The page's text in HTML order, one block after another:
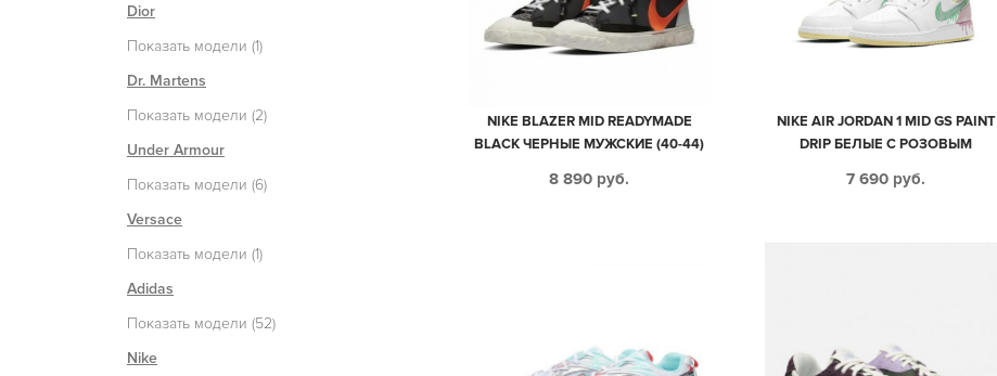
NIKE BLAZER MID READYMADE
BLACK ЧЕРНЫЕ МУЖСКИЕ (40-44)
8 890 руб.
NIKE AIR JORDAN 1 MID GS PAINT
DRIP БЕЛЫЕ С РОЗОВЫМ
7 690 руб.
Dior
Показать модели (1)
Dr. Martens
Показать модели (2)
Under Armour
Показать модели (6)
Versace
Показать модели (1)
Adidas
Показать модели (52)
Nike